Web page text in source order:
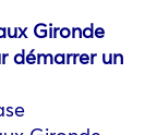
Gironde
démarrer un